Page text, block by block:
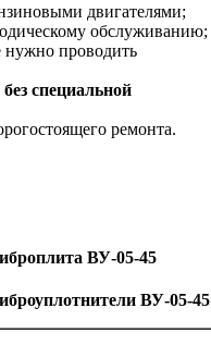
двигателями;
обслуживанию;
нужно проводить
без специальной
ремонта.
ВУ-05-45
ВУ-05-45